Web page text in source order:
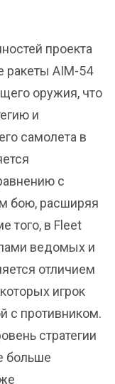
проекта
ракеты AIM-54
оружия, что
и
самолета в
с
бою, расширяя
того, в Fleet
ведомых и
отличием
игрок
с противником.
стратегии
больше